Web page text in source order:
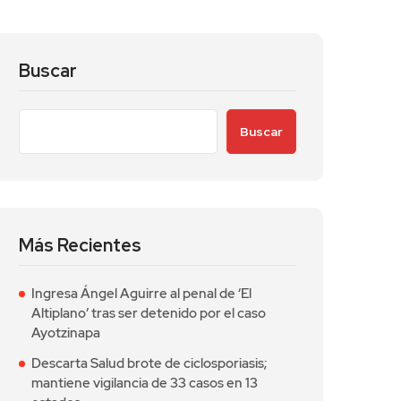
Buscar
Buscar
Más Recientes
Ingresa Ángel Aguirre al penal de ‘El
Altiplano’ tras ser detenido por el caso
Ayotzinapa
Descarta Salud brote de ciclosporiasis;
mantiene vigilancia de 33 casos en 13